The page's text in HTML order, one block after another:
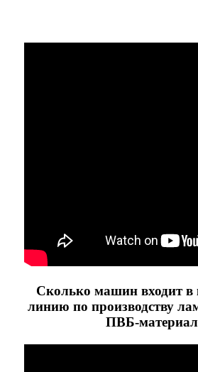
Сколько машин входит в
линию по производству
ПВБ-